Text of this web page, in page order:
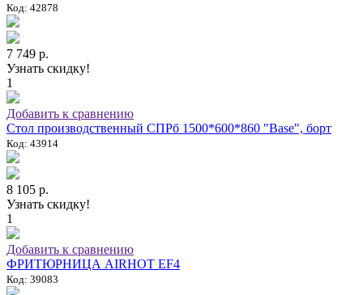
Код: 42878
7 749 р.
Узнать скидку!
1
Добавить к сравнению
Стол производственный СПРб 1500*600*860 "Base", борт
Код: 43914
8 105 р.
Узнать скидку!
1
Добавить к сравнению
ФРИТЮРНИЦА AIRHOT EF4
Код: 39083